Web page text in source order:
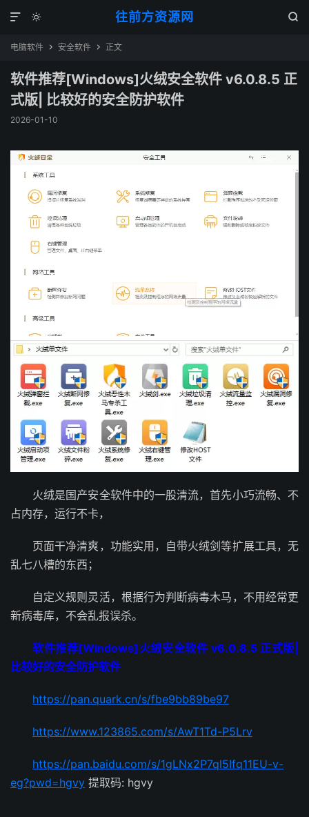
往前方资源网
 

电脑软件  安全软件  正文
软件推荐[Windows]火绒安全软件 v6.0.8.5 正
式版| 比较好的安全防护软件
2026-01-10
火绒是国产安全软件中的一股清流，首先小巧流畅、不
占内存，运行不卡，
页面干净清爽，功能实用，自带火绒剑等扩展工具，无
乱七八槽的东西；
自定义规则灵活，根据行为判断病毒木马，不用经常更
新病毒库，不会乱报误杀。
软件推荐[Windows]火绒安全软件 v6.0.8.5 正式版|
比较好的安全防护软件
https://pan.quark.cn/s/fbe9bb89be97
https://www.123865.com/s/AwT1Td-P5Lrv
https://pan.baidu.com/s/1gLNx2P7ql5Ifq11EU-v-
eg?pwd=hgvy 提取码: hgvy